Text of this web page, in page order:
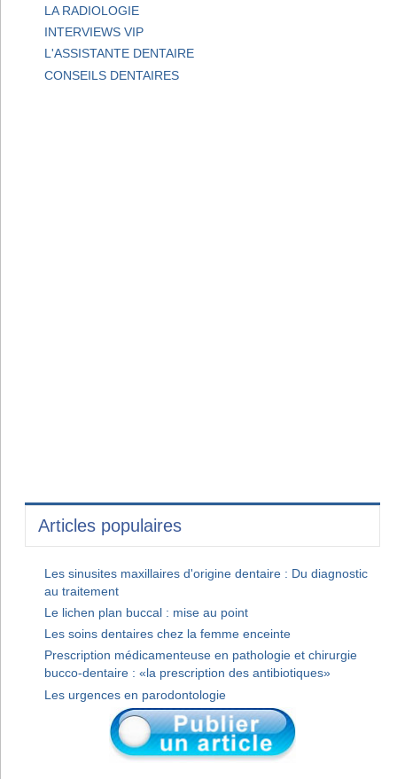
LA RADIOLOGIE
INTERVIEWS VIP
L'ASSISTANTE DENTAIRE
CONSEILS DENTAIRES
Articles populaires
Les sinusites maxillaires d'origine dentaire : Du diagnostic
au traitement
Le lichen plan buccal : mise au point
Les soins dentaires chez la femme enceinte
Prescription médicamenteuse en pathologie et chirurgie
bucco-dentaire : «la prescription des antibiotiques»
Les urgences en parodontologie